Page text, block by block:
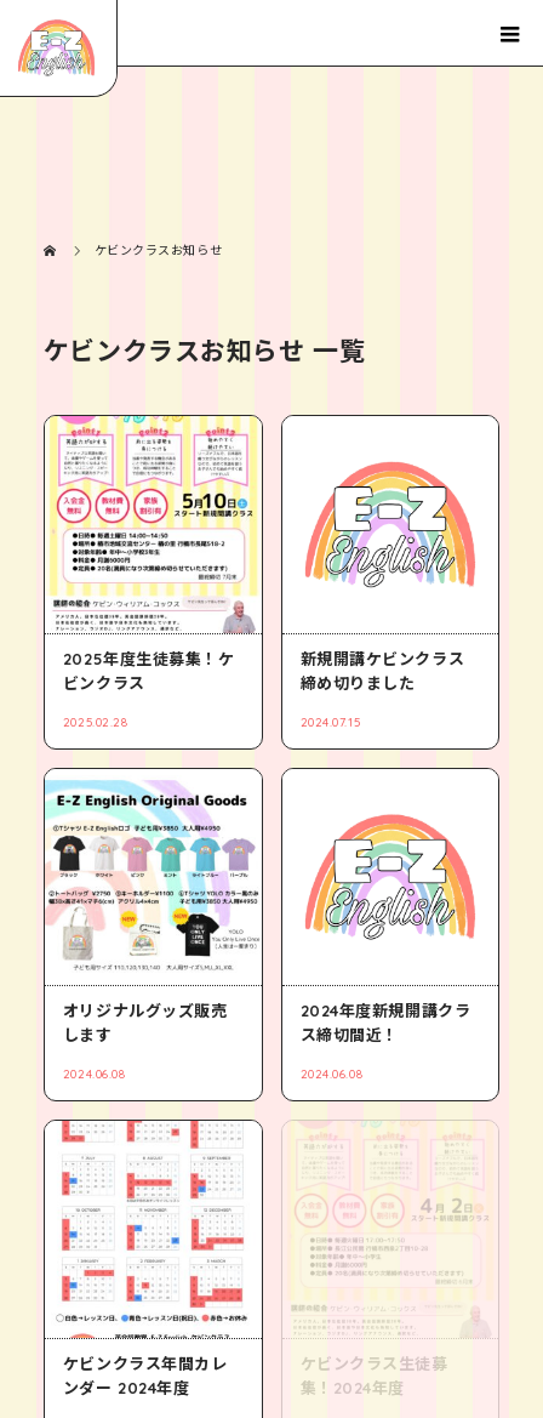
ケビンクラスお知らせ
ケビンクラスお知らせ 一覧
2025年度生徒募集！ケ
ビンクラス
2025.02.28
新規開講ケビンクラス
締め切りました
2024.07.15
オリジナルグッズ販売
します
2024.06.08
2024年度新規開講クラ
ス締切間近！
2024.06.08
ケビンクラス年間カレ
ンダー 2024年度
ケビンクラス生徒募
集！2024年度